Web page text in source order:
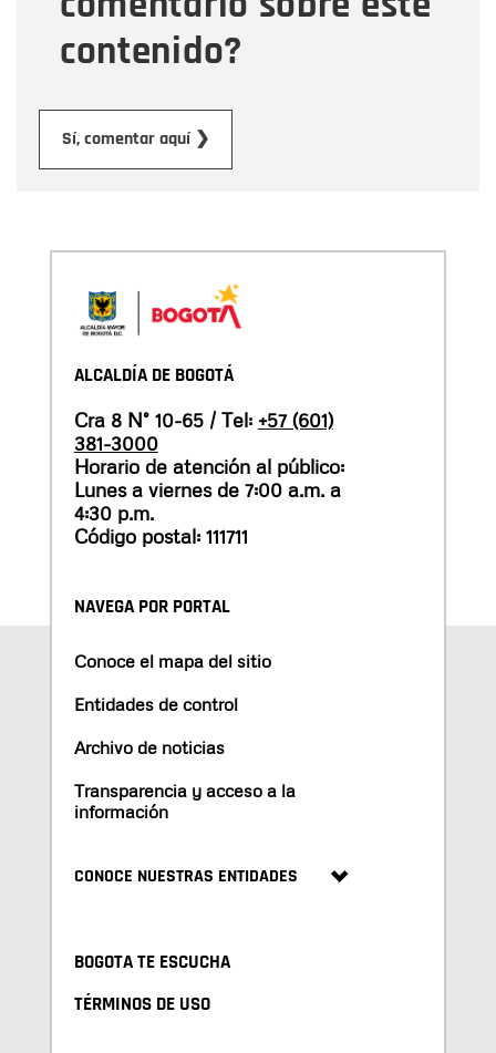
contenido?
Sí, comentar aquí ❯
ALCALDÍA DE BOGOTÁ
Cra 8 N° 10-65 / Tel: +57 (601)
381-3000
Horario de atención al público:
Lunes a viernes de 7:00 a.m. a
4:30 p.m.
Código postal: 111711
NAVEGA POR PORTAL
Conoce el mapa del sitio
Entidades de control
Archivo de noticias
Transparencia y acceso a la
información
CONOCE NUESTRAS ENTIDADES
BOGOTA TE ESCUCHA
TÉRMINOS DE USO